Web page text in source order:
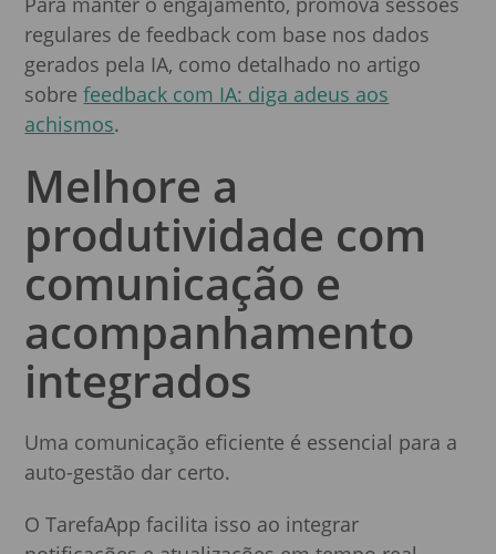
regulares de feedback com base nos dados
gerados pela IA, como detalhado no artigo
sobrefeedback com IA: diga adeus aos
achismos.
Melhore a
produtividade com
comunicação e
acompanhamento
integrados
Uma comunicação eficiente é essencial para a
auto-gestão dar certo.
O TarefaApp facilita isso ao integrar